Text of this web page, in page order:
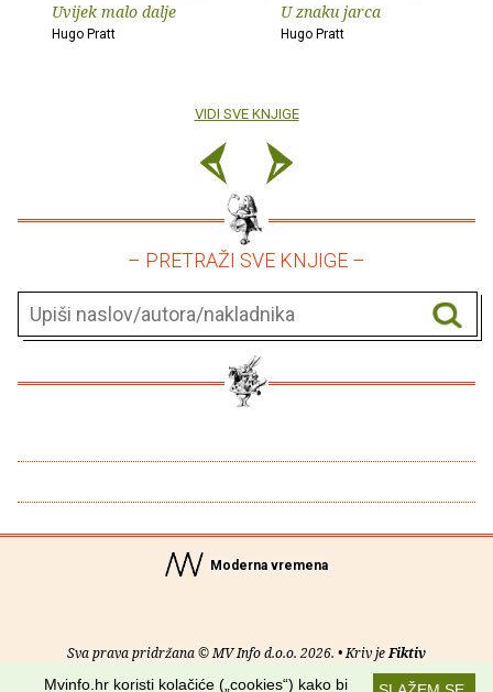
Uvijek malo dalje
Hugo Pratt
U znaku jarca
Hugo Pratt
VIDI SVE KNJIGE
– PRETRAŽI SVE KNJIGE –
Moderna vremena
Sva prava pridržana © MV Info d.o.o. 2026. • Kriv jeFiktiv
Mvinfo.hr koristi kolačiće („cookies“) kako bi